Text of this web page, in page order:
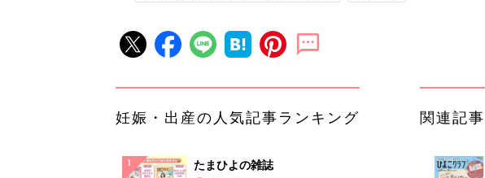
妊娠・出産の人気記事ランキング
たまひよの雑誌
関連記事